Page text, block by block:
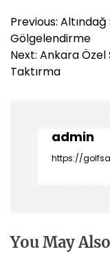
Y
a
z
ı
e
z
i
n
m
e
s
Previous: Altındağ
Gölgelendirme
Next: Ankara Özel
Taktırma
admin
https://
You May